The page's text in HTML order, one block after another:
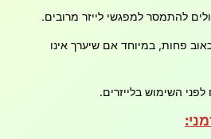
להתמסר למפגשי לייזר מרובים.
פחות, במיוחד אם שיערך אינו
לפני השימוש בלייזרים.